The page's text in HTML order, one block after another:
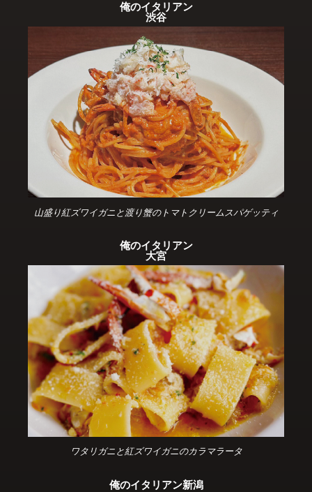
俺のイタリアン
渋谷
山盛り紅ズワイガニと渡り蟹のトマトクリームスパゲッティ
俺のイタリアン
大宮
ワタリガニと紅ズワイガニのカラマラータ
俺のイタリアン新潟